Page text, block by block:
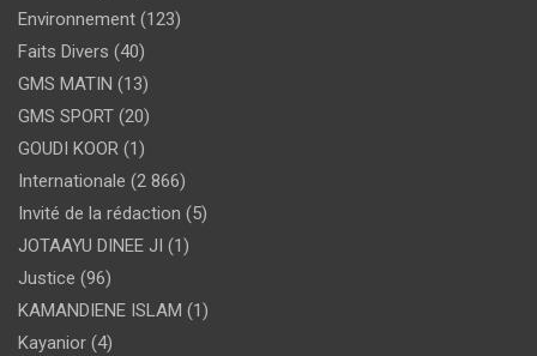
Environnement (123)
Faits Divers (40)
GMS MATIN (13)
GMS SPORT (20)
GOUDI KOOR (1)
Internationale (2 866)
Invité de la rédaction (5)
JOTAAYU DINEE JI (1)
Justice (96)
KAMANDIENE ISLAM (1)
Kayanior (4)